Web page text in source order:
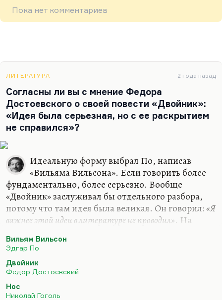
Пока нет комментариев
ЛИТЕРАТУРА 2 года назад
Согласны ли вы с мнение Федора
Достоевского о своей повести «Двойник»:
«Идея была серьезная, но с ее раскрытием
не справился»?
Идеальную форму выбрал По, написав
«Вильяма Вильсона». Если говорить более
фундаментально, более серьезно. Вообще
«Двойник» заслуживал бы отдельного разбора,
потому что там идея была великая. Он говорил:«Я
важнее этой идеи в литературе не проводил». На
инквизитор более важная идея, более интересная
история. В чем важность идеи? Я не говорю о том,
что он прекрасно написан. Прекрасно описан
дебют безумия и раздвоение Голядкина. Я
думаю, важность этой идеи даже не в том, что
Вильям Вильсон
Эдгар По
Двойник
Федор Достоевский
Нос
Николай Гоголь